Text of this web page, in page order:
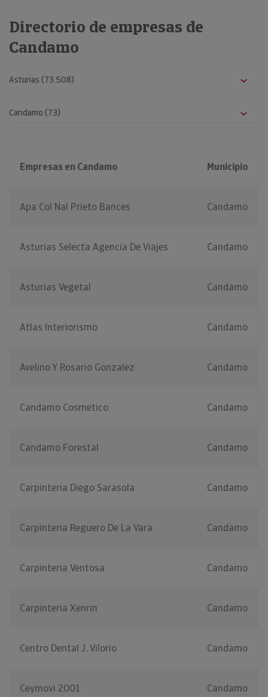
Directorio de empresas de
Candamo
Empresas en Candamo Municipio
Apa Col Nal Prieto Bances Candamo
Asturias Selecta Agencia De Viajes Candamo
Asturias Vegetal Candamo
Atlas Interiorismo Candamo
Avelino Y Rosario Gonzalez Candamo
Candamo Cosmetico Candamo
Candamo Forestal Candamo
Carpinteria Diego Sarasola Candamo
Carpinteria Reguero De La Vara Candamo
Carpinteria Ventosa Candamo
Carpinteria Xenrin Candamo
Centro Dental J. Vilorio Candamo
Ceymovi 2001 Candamo